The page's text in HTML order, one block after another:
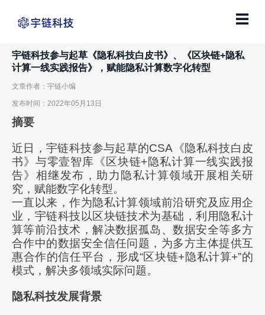

宇链科技参与起草《隐私科技白皮书》、《区块链+隐私
计算一线实践报告》，赋能隐私计算数字化转型
文章作者：宇链小编
发布时间：2022年05月13日
摘要
近日，宇链科技参与起草的CSA《隐私科技白皮
书》与零壹智库《区块链+隐私计算一线实践报
告》相继发布，助力隐私计算领域开展相关研
究，赋能数字化转型。
一直以来，作为隐私计算领域前沿研究及应用企
业，宇链科技以区块链技术为基础，利用隐私计
算等前沿技术，解决数据孤岛、数据安全等多方
合作中的数据安全信任问题，为多方主体提供互
惠合作的信任平台，形成“区块链+隐私计算+”的
模式，解决多领域实际问题。
隐私科技发展背景